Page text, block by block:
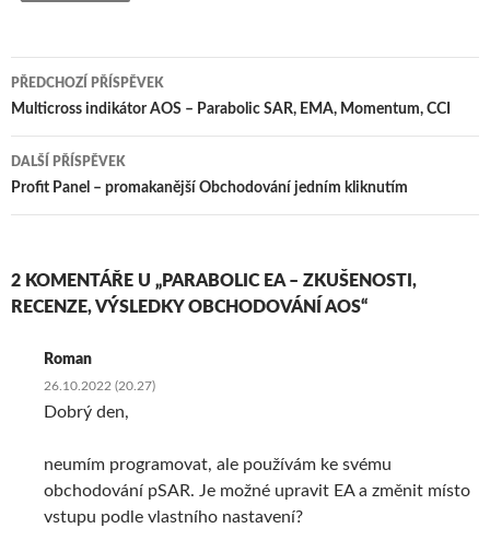
Navigace
pro
příspěvky
PŘEDCHOZÍ PŘÍSPĚVEK
Multicross indikátor AOS – Parabolic SAR, EMA, Momentum, CCI
DALŠÍ PŘÍSPĚVEK
Profit Panel – promakanější Obchodování jedním kliknutím
2 KOMENTÁŘE U „PARABOLIC EA – ZKUŠENOSTI,
RECENZE, VÝSLEDKY OBCHODOVÁNÍ AOS“
Roman
26.10.2022 (20.27)
Dobrý den,
neumím programovat, ale používám ke svému
obchodování pSAR. Je možné upravit EA a změnit místo
vstupu podle vlastního nastavení?